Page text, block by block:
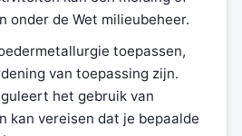
onder de Wet milieubeheer.
toepassen,
van toepassing zijn.
het gebruik van
kan vereisen dat je bepaalde